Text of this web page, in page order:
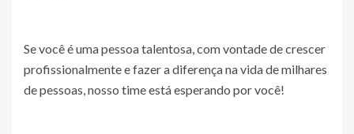
Se você é uma pessoa talentosa, com vontade de crescer
profissionalmente e fazer a diferença na vida de milhares
de pessoas, nosso time está esperando por você!